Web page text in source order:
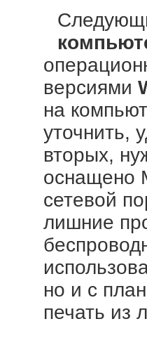
версиями
на
уточнить,
вторых,
оснащено
сетевой
лишние
но и с
печать из